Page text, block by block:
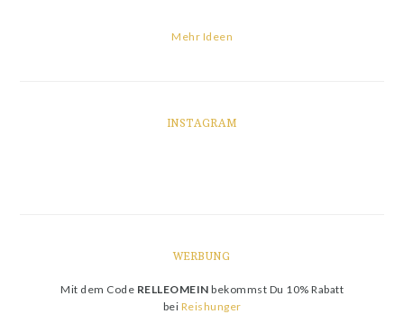
Mehr Ideen
INSTAGRAM
WERBUNG
Mit dem Code RELLEOMEIN bekommst Du 10% Rabatt
bei Reishunger